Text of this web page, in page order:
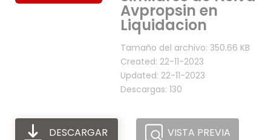
Avpropsin en
Liquidacion
Tamaño del archivo: 350.66 KB
Created: 22-11-2023
Updated: 22-11-2023
Descargas: 130
DESCARGAR VISTA PREVIA